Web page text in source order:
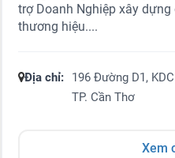
trợ Doanh Nghiệp xây
thương hiệu....
Địa chỉ:
196 Đường D1,
TP. Cần Thơ
Xem